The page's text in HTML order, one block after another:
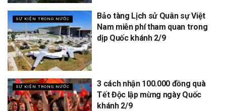
SỰ KIỆN TRONG NƯỚC
Bảo tàng Lịch sử Quân sự Việt
Nam miễn phí tham quan trong
dịp Quốc khánh 2/9
SỰ KIỆN TRONG NƯỚC
3 cách nhận 100.000 đồng quà
Tết Độc lập mừng ngày Quốc
khánh 2/9